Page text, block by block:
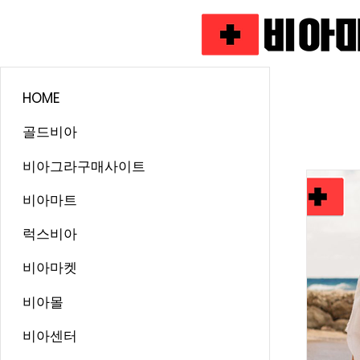
HOME
골드비아
비아그라구매사이트
비아마트
럭스비아
비아마켓
비아몰
비아센터